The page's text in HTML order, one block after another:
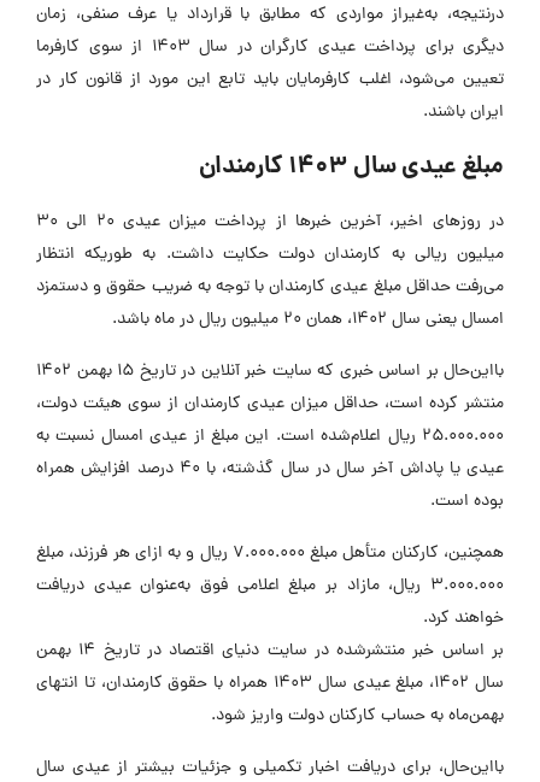
به‌غیراز مواردی که مطابق با قرارداد یا عرف صنفی، زمان
دیگری برای پرداخت عیدی کارگران در سال 1403 از سوی کارفرما
می‌شود، اغلب کارفرمایان باید تابع این مورد از قانون کار در
باشند.
عیدی سال 1403 کارمندان
در روزهای اخیر، آخرین خبرها از پرداخت میزان عیدی 20 الی 30
ریالی به کارمندان دولت حکایت داشت. به طوریکه انتظار
حداقل مبلغ عیدی کارمندان با توجه به ضریب حقوق و دستمزد
یعنی سال 1402، همان 20 میلیون ریال در ماه باشد.
بااین‌حال بر اساس خبری که سایت خبر آنلاین در تاریخ 15 بهمن 1402
کرده است، حداقل میزان عیدی کارمندان از سوی هیئت دولت،
25.000.000 ریال اعلام‌شده است. این مبلغ از عیدی امسال نسبت به
عیدی یا پاداش آخر سال در سال گذشته، با 40 درصد افزایش همراه
است.
همچنین، کارکنان متأهل مبلغ 7.000.000 ریال و به ازای هر فرزند، مبلغ
3.000.000 ریال، مازاد بر مبلغ اعلامی فوق به‌عنوان عیدی دریافت
کرد.
بر اساس خبر منتشرشده در سایت دنیای اقتصاد در تاریخ 14 بهمن
سال 1402، مبلغ عیدی سال 1403 همراه با حقوق کارمندان، تا انتهای
به حساب کارکنان دولت واریز شود.
برای دریافت اخبار تکمیلی و جزئیات بیشتر از عیدی سال